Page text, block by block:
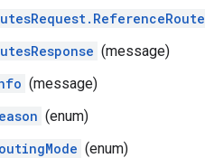
(message)
(message)
(enum)
(enum)